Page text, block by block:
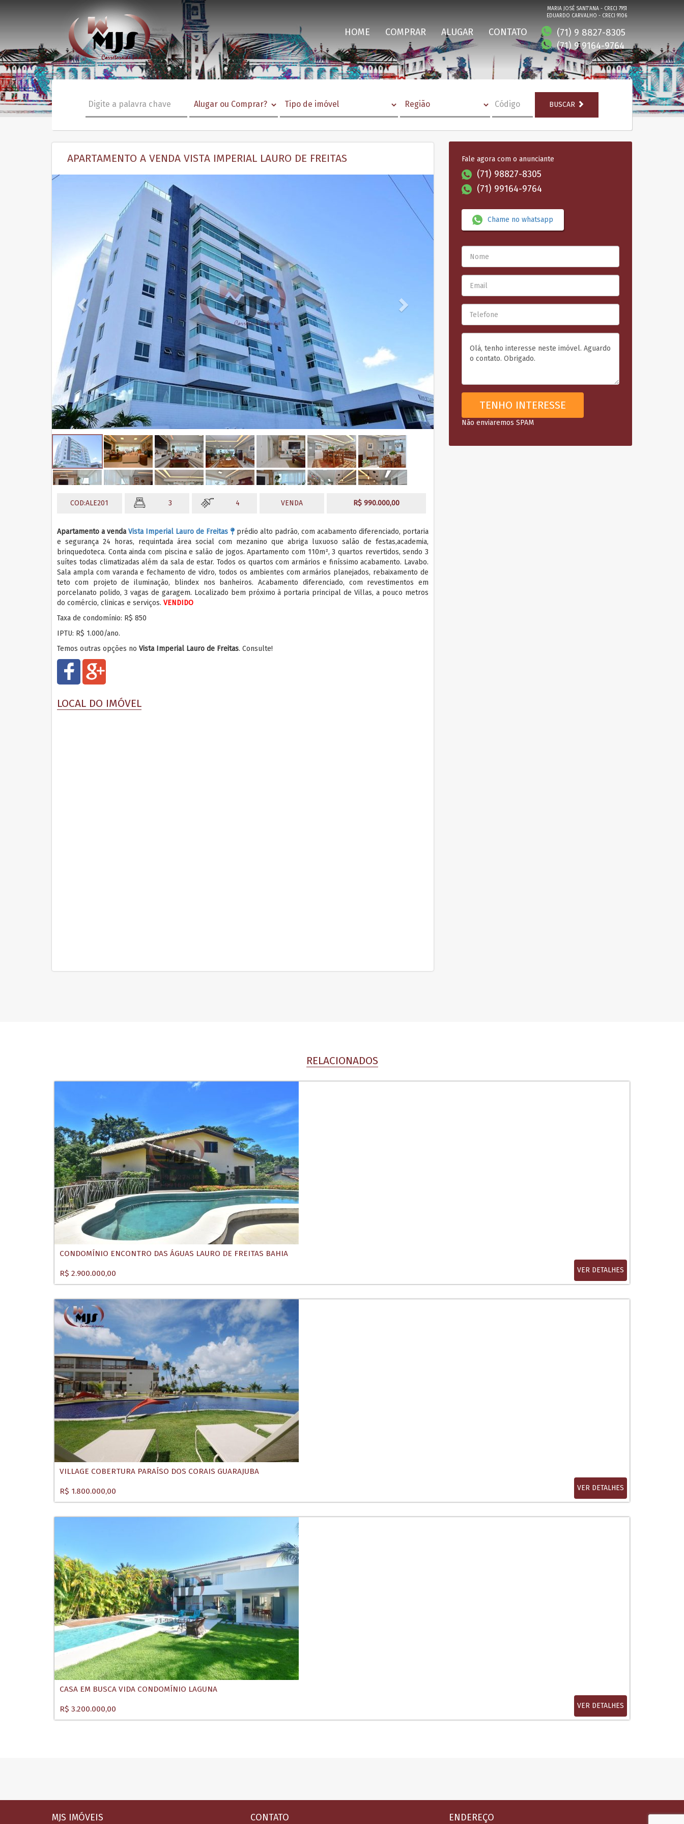
Pular para o conteúdo
MARIA JOSÉ SANT’ANA - CRECI 7951
EDUARDO CARVALHO - CRECI 9106
HOME COMPRAR ALUGAR CONTATO
(71) 9 8827-8305
(71) 9 9164-9764
BUSCAR
APARTAMENTO A VENDA VISTA IMPERIAL LAURO DE FREITAS
COD:ALE201 3 4 VENDA R$ 990.000,00
Apartamento a vendaVista Imperial Lauro de Freitas
prédio alto padrão, com acabamento diferenciado, portaria
e segurança 24 horas, requintada área social com mezanino que abriga luxuoso salão de festas,academia,
brinquedoteca. Conta ainda com piscina e salão de jogos. Apartamento com 110m², 3 quartos revertidos, sendo 3
suítes todas climatizadas além da sala de estar. Todos os quartos com armários e finíssimo acabamento. Lavabo.
Sala ampla com varanda e fechamento de vidro, todos os ambientes com armários planejados, rebaixamento de
teto com projeto de iluminação, blindex nos banheiros. Acabamento diferenciado, com revestimentos em
porcelanato polido, 3 vagas de garagem. Localizado bem próximo à portaria principal de Villas, a pouco metros
do comércio, clinicas e serviços. VENDIDO
Taxa de condomínio: R$ 850
IPTU: R$ 1.000/ano.
Temos outras opções no Vista Imperial Lauro de Freitas. Consulte!
LOCAL DO IMÓVEL
Fale agora com o anunciante
(71) 98827-8305
(71) 99164-9764
Chame no whatsapp
Não enviaremos SPAM
RELACIONADOS
CONDOMÍNIO ENCONTRO DAS ÁGUAS LAURO DE FREITAS BAHIA
R$ 2.900.000,00 VER DETALHES
VILLAGE COBERTURA PARAÍSO DOS CORAIS GUARAJUBA
R$ 1.800.000,00 VER DETALHES
CASA EM BUSCA VIDA CONDOMÍNIO LAGUNA
R$ 3.200.000,00 VER DETALHES
MJS IMÓVEIS CONTATO ENDEREÇO